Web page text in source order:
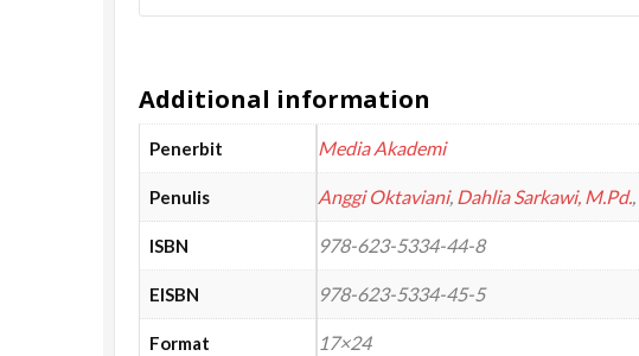
Additional information
Penerbit Media Akademi
Penulis Anggi Oktaviani, Dahlia Sarkawi, M.Pd.,
ISBN 978-623-5334-44-8
EISBN 978-623-5334-45-5
Format 17×24